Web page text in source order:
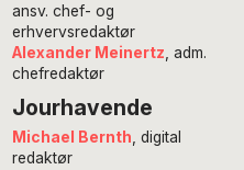
ansv. chef- og
erhvervsredaktør
Alexander Meinertz , adm.
chefredaktør
Jourhavende
Michael Bernth , digital
redaktør